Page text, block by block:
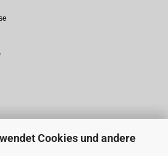
Cookies und andere